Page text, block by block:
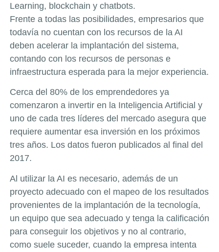
Learning, blockchain y chatbots.
Frente a todas las posibilidades, empresarios que
todavía no cuentan con los recursos de la AI
deben acelerar la implantación del sistema,
contando con los recursos de personas e
infraestructura esperada para la mejor experiencia.
Cerca del 80% de los emprendedores ya
comenzaron a invertir en la Inteligencia Artificial y
uno de cada tres líderes del mercado asegura que
requiere aumentar esa inversión en los próximos
tres años. Los datos fueron publicados al final del
2017.
Al utilizar la AI es necesario, además de un
proyecto adecuado con el mapeo de los resultados
provenientes de la implantación de la tecnología,
un equipo que sea adecuado y tenga la calificación
para conseguir los objetivos y no al contrario,
como suele suceder, cuando la empresa intenta